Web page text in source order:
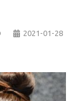
2021-01-28